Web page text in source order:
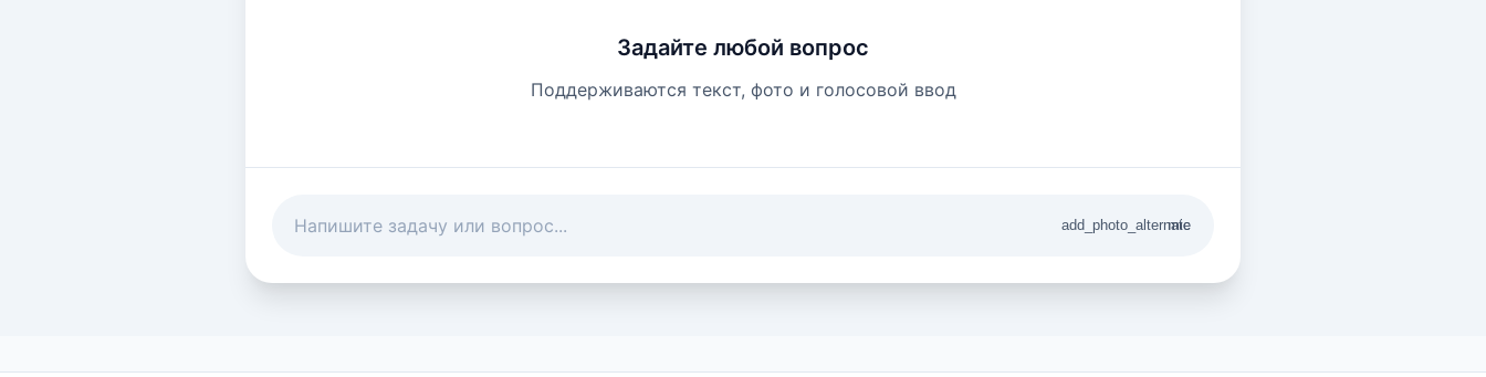
Задайте любой вопрос
Поддерживаются текст, фото и голосовой ввод
add_photo_alternate
mic